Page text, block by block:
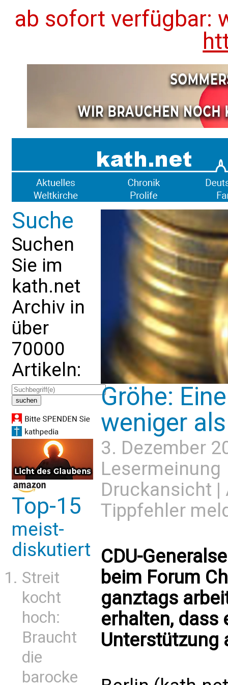
ab sofort verfügbar:
Suche
Suchen
Sie im
kath.net
Archiv in
über
70000
Artikeln:
Top-15
meist-
diskutiert
Streit
kocht
hoch:
Braucht
die
barocke
Gröhe:
weniger
3. Dezember
Lesermeinung
Druckansicht |
Tippfehler
CDU-
beim Forum
ganztags
erhalten, dass
Unterstützung